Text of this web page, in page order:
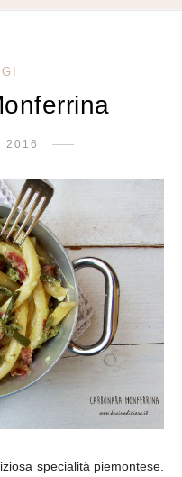
2016
specialità piemontese.